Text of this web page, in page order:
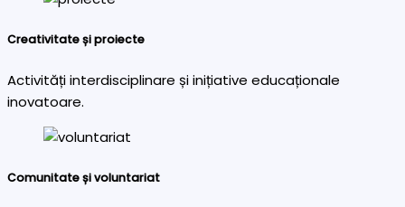
Creativitate și proiecte
Activități interdisciplinare și inițiative educaționale
inovatoare.
Comunitate și voluntariat